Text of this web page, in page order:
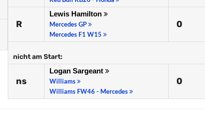
R
Lewis Hamilton
Mercedes GP
Mercedes F1 W15
0
nicht am Start:
ns
Logan Sargeant
Williams
Williams FW46 - Mercedes
0